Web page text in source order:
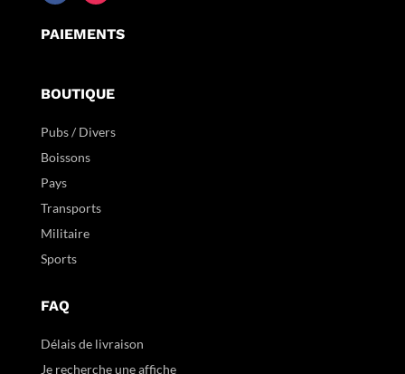
PAIEMENTS
BOUTIQUE
Pubs / Divers
Boissons
Pays
Transports
Militaire
Sports
FAQ
Délais de livraison
Je recherche une affiche